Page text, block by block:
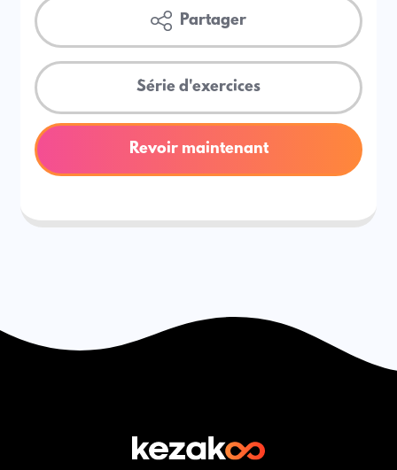
Partager
Série d'exercices
Revoir maintenant